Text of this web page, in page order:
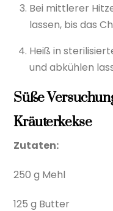
Bei mittlerer
lassen, bis das
Heiß in
und abkühlen
Süße
Kräuterkekse
Zutaten:
250 g Mehl
125 g Butter